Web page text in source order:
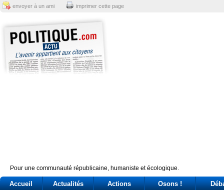
envoyer à un ami imprimer cette page
Pour une communauté républicaine, humaniste et écologique.
Accueil Actualités Actions Osons !